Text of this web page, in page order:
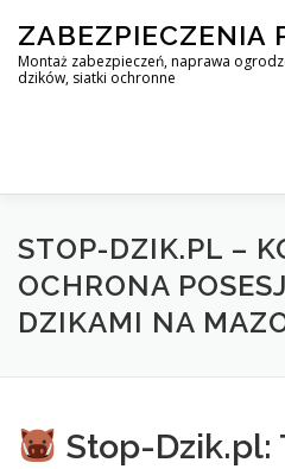
content
ZABEZPIECZENIA
Montaż zabezpieczeń, naprawa
dzików, siatki ochronne
STOP DZIK
PROFESJONALNA OCHRONA
STOP-DZIK.PL –
OCHRONA
DZIKAMI NA
Stop-Dzik.pl: